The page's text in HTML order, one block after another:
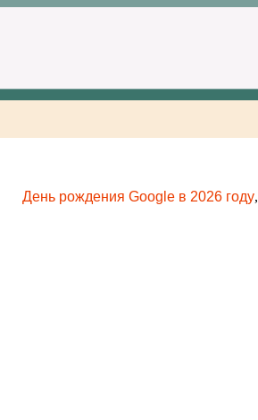
День рождения Google в 2026 году,